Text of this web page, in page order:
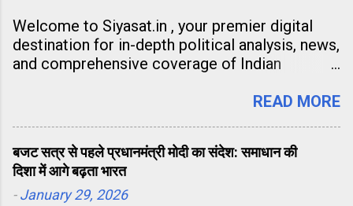
Welcome to Siyasat.in , your premier digital
destination for in-depth political analysis, news,
and comprehensive coverage of Indian
suggests, Siyasat.in is dedicated to the world
headlines and provide our readers with the
"story behind the story." We believe that a well-
informed citizenry is the backbone of a vibrant
democracy, and we strive to provide unbiased,
READ MORE
बजट सत्र से पहले प्रधानमंत्री मोदी का संदेश: समाधान की
दिशा में आगे बढ़ता भारत
-January 29, 2026